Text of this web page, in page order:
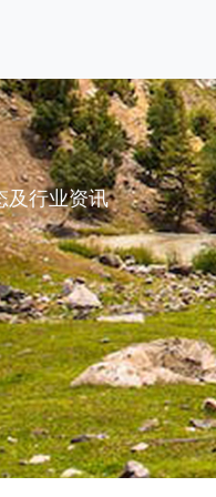
及行业资讯